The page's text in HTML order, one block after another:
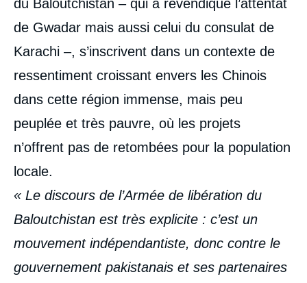
du Baloutchistan – qui a revendiqué l’attentat
de Gwadar mais aussi celui du consulat de
Karachi –, s’inscrivent dans un contexte de
ressentiment croissant envers les Chinois
dans cette région immense, mais peu
peuplée et très pauvre, où les projets
n’offrent pas de retombées pour la population
locale.
« Le discours de l’Armée de libération du
Baloutchistan est très explicite : c’est un
mouvement indépendantiste, donc contre le
gouvernement pakistanais et ses partenaires